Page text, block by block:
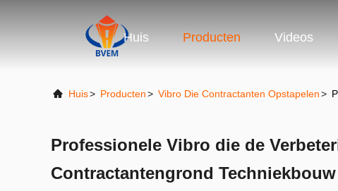
Huis Producten Videos
Huis> Producten> Vibro Die Contractanten Opstapelen>
Professionele Vibro die de
Contractantengrond Techniekbouw